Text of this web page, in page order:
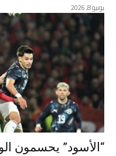
يونيو 8, 2026
“الأسود” يحسمون